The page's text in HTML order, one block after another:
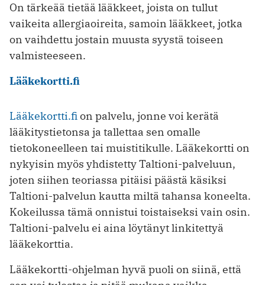
On tärkeää tietää lääkkeet, joista on tullut
vaikeita allergiaoireita, samoin lääkkeet, jotka
on vaihdettu jostain muusta syystä toiseen
valmisteeseen.
Lääkekortti.fi
Lääkekortti.fion palvelu, jonne voi kerätä
lääkitystietonsa ja tallettaa sen omalle
tietokoneelleen tai muistitikulle. Lääkekortti on
nykyisin myös yhdistetty Taltioni-palveluun,
joten siihen teoriassa pitäisi päästä käsiksi
Taltioni-palvelun kautta miltä tahansa koneelta.
Kokeilussa tämä onnistui toistaiseksi vain osin.
Taltioni-palvelu ei aina löytänyt linkitettyä
lääkekorttia.
Lääkekortti-ohjelman hyvä puoli on siinä, että